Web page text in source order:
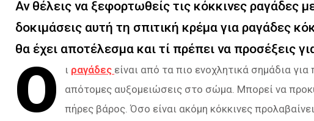
Αν θέλεις να ξεφορτωθείς τις κόκκινες ραγάδες
δοκιμάσεις αυτή τη σπιτική κρέμα για ραγάδες
θα έχει αποτέλεσμα και τί πρέπει να προσέξεις
Ο ι ραγάδες είναι από τα πιο ενοχλητικά σημάδια
απότομες αυξομειώσεις στο σώμα. Μπορεί να
πήρες βάρος. Όσο είναι ακόμη κόκκινες